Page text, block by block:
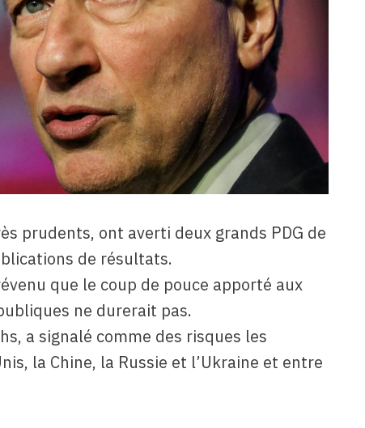
prudents, ont averti deux grands PDG de
de résultats.
que le coup de pouce apporté aux
ne durerait pas.
a signalé comme des risques les
la Chine, la Russie et l’Ukraine et entre